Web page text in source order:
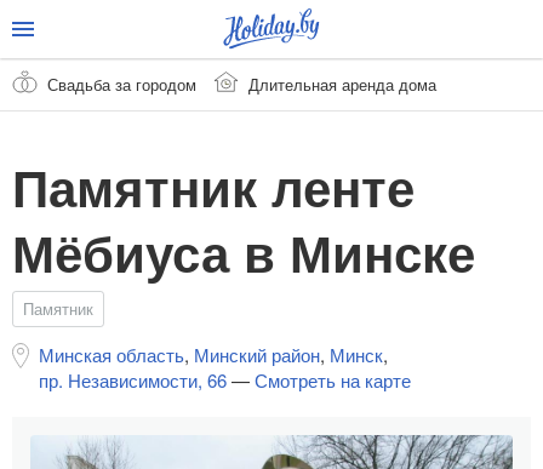
Свадьба за городом Длительная аренда дома
Памятник ленте
Мёбиуса в Минске
Памятник
Минская область, Минский район, Минск,
пр. Независимости, 66—Смотреть на карте